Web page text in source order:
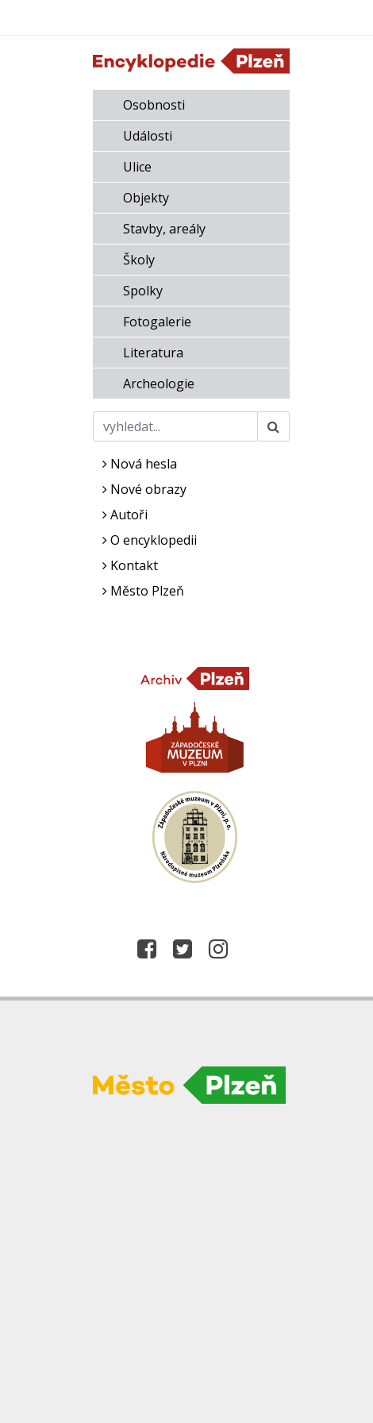
Osobnosti
Události
Ulice
Objekty
Stavby, areály
Školy
Spolky
Fotogalerie
Literatura
Archeologie
Nová hesla
Nové obrazy
Autoři
O encyklopedii
Kontakt
Město Plzeň